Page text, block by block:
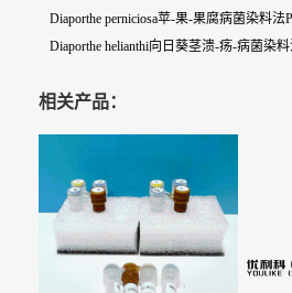
Diaporthe perniciosa苹-果-果腐病菌染料法
Diaporthe helianthi向日葵茎溃-疡-病菌染
相关产品：